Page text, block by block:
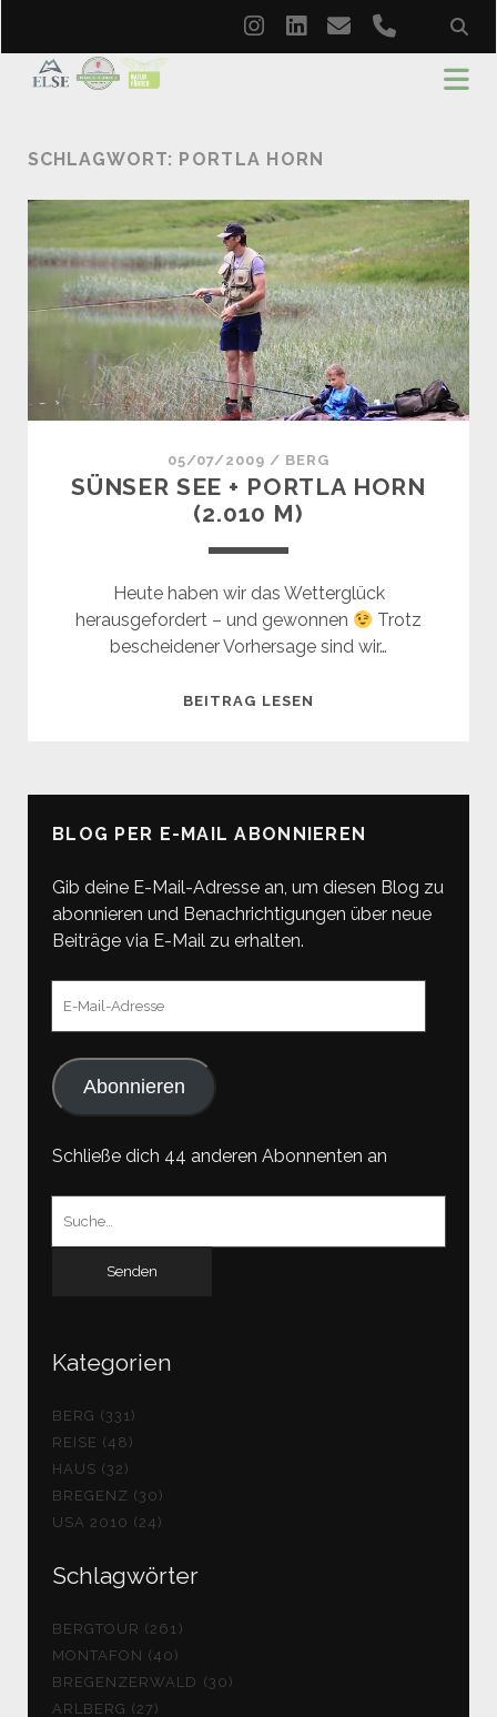
instagram
linkedin
emailphone
SCHLAGWORT: PORTLA HORN
05/07/2009 / BERG
SÜNSER SEE + PORTLA HORN
(2.010 M)
Heute haben wir das Wetterglück
herausgefordert – und gewonnen
Trotz
bescheidener Vorhersage sind wir…
BEITRAG LESEN
(2.010
BLOG PER E-MAIL ABONNIEREN
Gib deine E-Mail-Adresse an, um diesen Blog zu
abonnieren und Benachrichtigungen über neue
Beiträge via E-Mail zu erhalten.
Abonnieren
Schließe dich 44 anderen Abonnenten an
Kategorien
BERG (331)
REISE (48)
HAUS (32)
BREGENZ (30)
USA 2010 (24)
Schlagwörter
BERGTOUR (261)
MONTAFON (40)
BREGENZERWALD (30)
ARLBERG (27)